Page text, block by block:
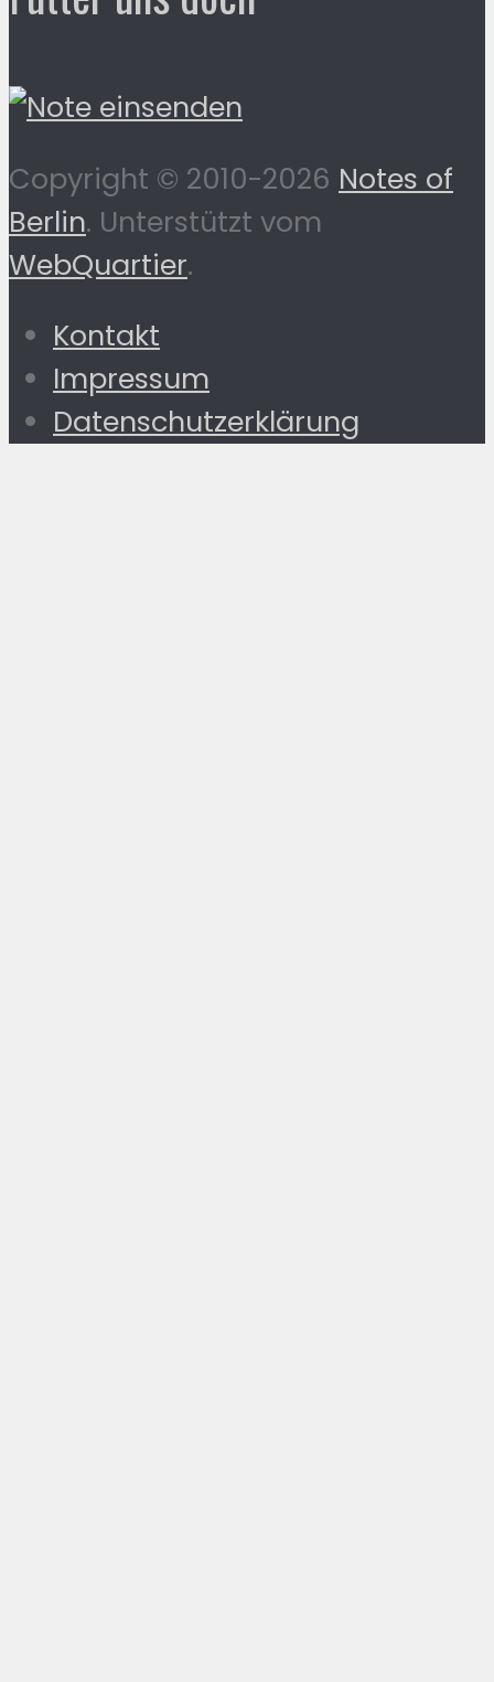
Copyright © 2010-2026 Notes of
Berlin. Unterstützt vom
WebQuartier.
Kontakt
Impressum
Datenschutzerklärung